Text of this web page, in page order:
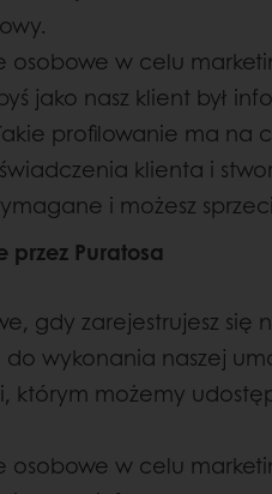
w celu
jako nasz klient był
profilowanie ma
klienta i
i możesz
Puratosa
gdy zarejestrujesz
wykonania naszej
którym możemy
w celu